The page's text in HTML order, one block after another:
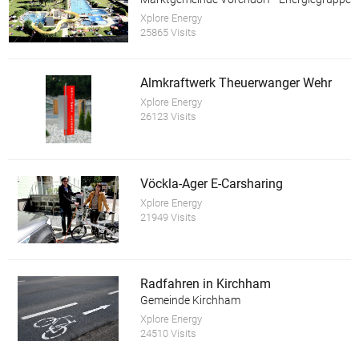
Xplore Energy
25865 Visits
Almkraftwerk Theuerwanger Wehr
Xplore Energy
26123 Visits
Vöckla-Ager E-Carsharing
Xplore Energy
21949 Visits
Radfahren in Kirchham
Gemeinde Kirchham
Xplore Energy
24510 Visits